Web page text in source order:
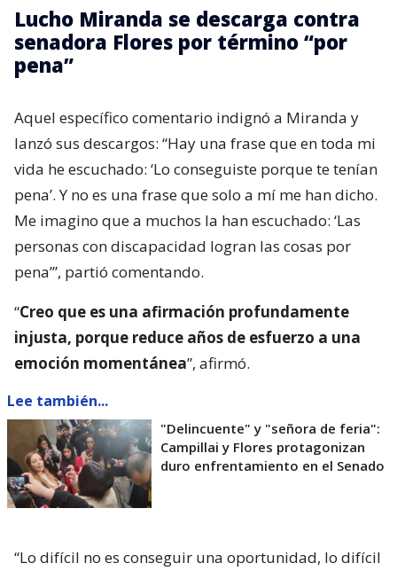
Lucho Miranda se descarga contra
senadora Flores por término “por
pena”
Aquel específico comentario indignó a Miranda y
lanzó sus descargos: “Hay una frase que en toda mi
vida he escuchado: ‘Lo conseguiste porque te tenían
pena’. Y no es una frase que solo a mí me han dicho.
Me imagino que a muchos la han escuchado: ‘Las
personas con discapacidad logran las cosas por
pena’”, partió comentando.
“Creo que es una afirmación profundamente
injusta, porque reduce años de esfuerzo a una
emoción momentánea”, afirmó.
Lee también...
"Delincuente" y "señora de feria":
Campillai y Flores protagonizan
duro enfrentamiento en el Senado
“Lo difícil no es conseguir una oportunidad, lo difícil